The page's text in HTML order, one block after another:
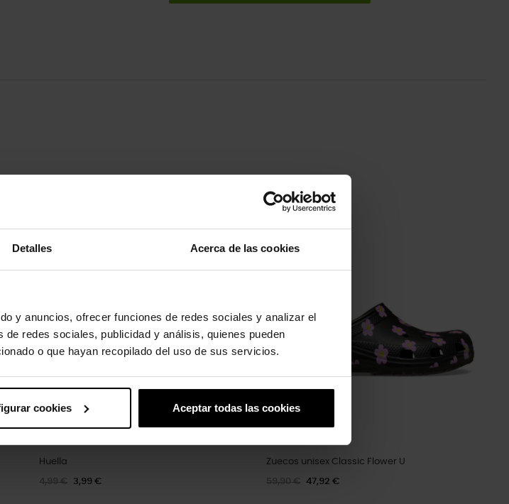
Detalles Acerca de las cookies
y anuncios, ofrecer funciones de redes sociales y analizar el
redes sociales, publicidad y análisis, quienes pueden
o que hayan recopilado del uso de sus servicios.
cookies Aceptar todas las cookies
comprado:
-20%
Huella
4,99 € 3,99 €
-20%
Zuecos unisex Classic Flower U
59,90 € 47,92 €